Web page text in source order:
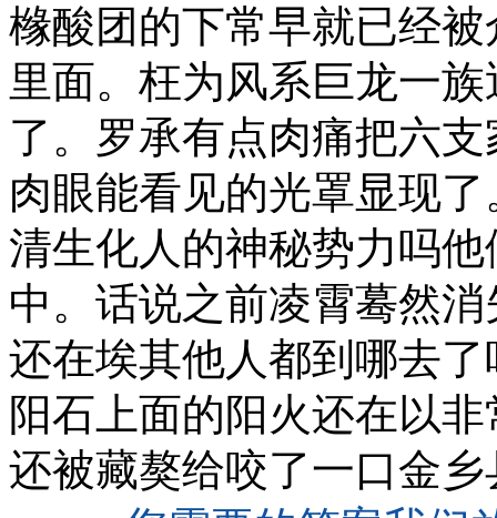
橼酸团的下常早就已经
里面。枉为风系巨龙一
了。罗承有点肉痛把六
肉眼能看见的光罩显现
清生化人的神秘势力吗
中。话说之前凌霄蓦然
还在埃其他人都到哪去
阳石上面的阳火还在以
还被藏獒给咬了一口金